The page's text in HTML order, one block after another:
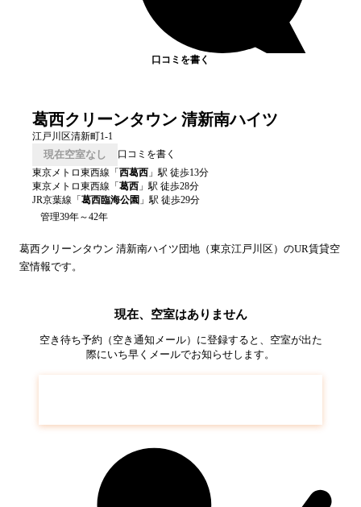
口コミを書く
葛西クリーンタウン 清新南ハイツ
江戸川区清新町1-1
現在空室なし
口コミを書く
東京メトロ東西線 「西葛西 」駅 徒歩13分
東京メトロ東西線 「葛西 」駅 徒歩28分
JR京葉線 「葛西臨海公園 」駅 徒歩29分
管理39年～42年
葛西クリーンタウン 清新南ハイツ団地（東京江戸川区）のUR賃貸空
室情報です。
現在、空室はありません
空き待ち予約（空き通知メール）に登録すると、空室が出た
際にいち早くメールでお知らせします。